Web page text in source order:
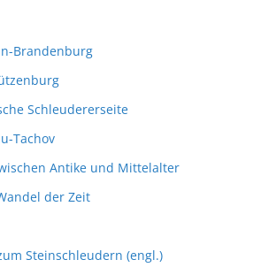
Brandenburg
Schleudererseite
Tachov
Antike und Mittelalter
der Zeit
Steinschleudern (engl.)